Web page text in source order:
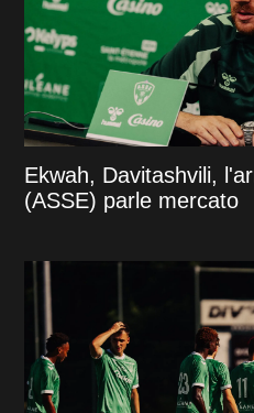
Ekwah, Davitashvili,
(ASSE) parle mercato